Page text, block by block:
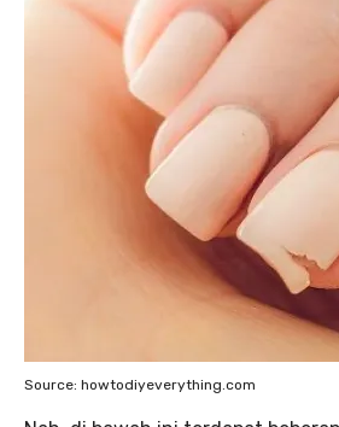
Source: howtodiyeverything.com